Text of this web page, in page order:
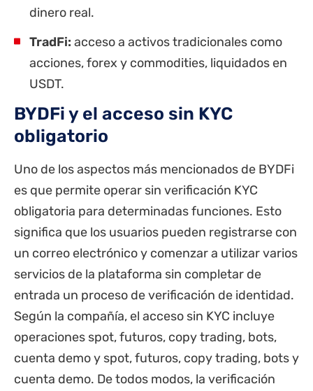
dinero real.
TradFi: acceso a activos tradicionales como
acciones, forex y commodities, liquidados en
USDT.
BYDFi y el acceso sin KYC
obligatorio
Uno de los aspectos más mencionados de BYDFi
es que permite operar sin verificación KYC
obligatoria para determinadas funciones. Esto
significa que los usuarios pueden registrarse con
un correo electrónico y comenzar a utilizar varios
servicios de la plataforma sin completar de
entrada un proceso de verificación de identidad.
Según la compañía, el acceso sin KYC incluye
operaciones spot, futuros, copy trading, bots,
cuenta demo y spot, futuros, copy trading, bots y
cuenta demo. De todos modos, la verificación